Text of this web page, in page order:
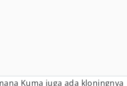
Kuma juga ada kloningnya